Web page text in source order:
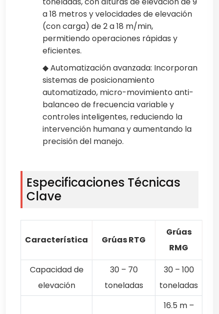
a 18 metros y velocidades de elevación
(con carga) de 2 a 18 m/min,
permitiendo operaciones rápidas y
eficientes.
◆ Automatización avanzada: Incorporan
sistemas de posicionamiento
automatizado, micro-movimiento anti-
balanceo de frecuencia variable y
controles inteligentes, reduciendo la
intervención humana y aumentando la
precisión del manejo.
Especificaciones Técnicas
Clave
Característica Grúas RTG
Grúas
RMG
Capacidad de
elevación
30 – 70
toneladas
30 – 100
toneladas
16.5 m –